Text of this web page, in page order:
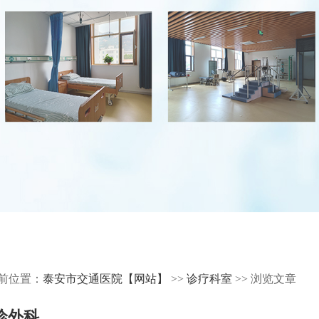
位置： 泰安市交通医院【网站】 >> 诊疗科室 >> 浏览文章